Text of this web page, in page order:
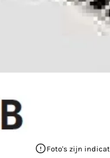
Foto's zijn